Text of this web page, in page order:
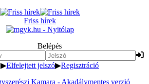
Friss hírek
Belépés
▶Elfelejtett jelszó▶Regisztráció